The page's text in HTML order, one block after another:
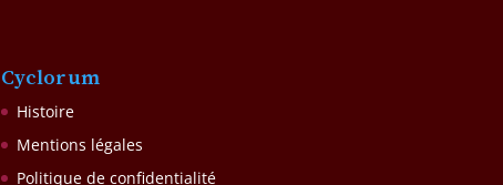
Cyclorum
Histoire
Mentions légales
Politique de confidentialité